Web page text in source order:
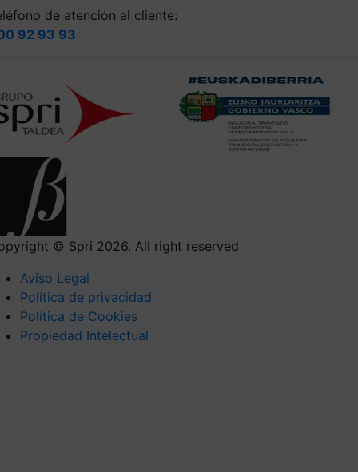
de atención al cliente:
92 93 93
© Spri 2026. All right reserved
Aviso Legal
Política de privacidad
Política de Cookies
Propiedad Intelectual